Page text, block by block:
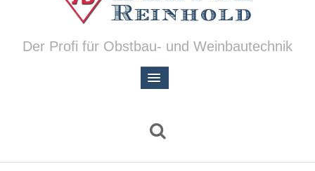
Der Profi für Obstbau- und Weinbautechnik